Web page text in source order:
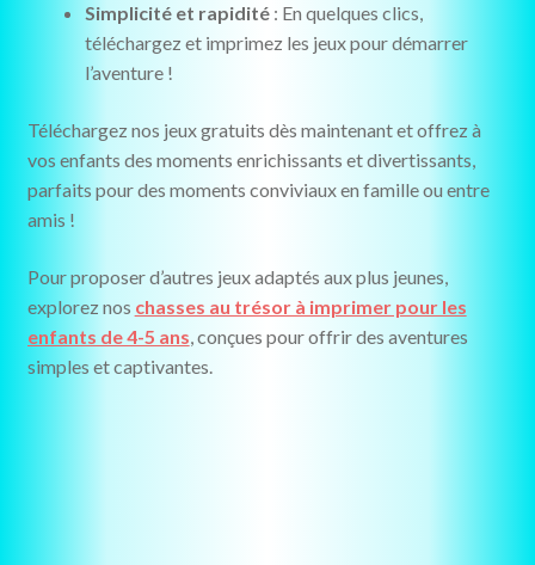
Simplicité et rapidité: En quelques clics,
téléchargez et imprimez les jeux pour démarrer
l’aventure !
Téléchargez nos jeux gratuits dès maintenant et offrez à
vos enfants des moments enrichissants et divertissants,
parfaits pour des moments conviviaux en famille ou entre
amis !
Pour proposer d’autres jeux adaptés aux plus jeunes,
explorez nos chasses au trésor à imprimer pour les
enfants de 4-5 ans , conçues pour offrir des aventures
simples et captivantes.